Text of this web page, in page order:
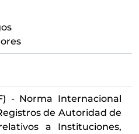
- Norma Internacional
de Autoridad de
a Instituciones,